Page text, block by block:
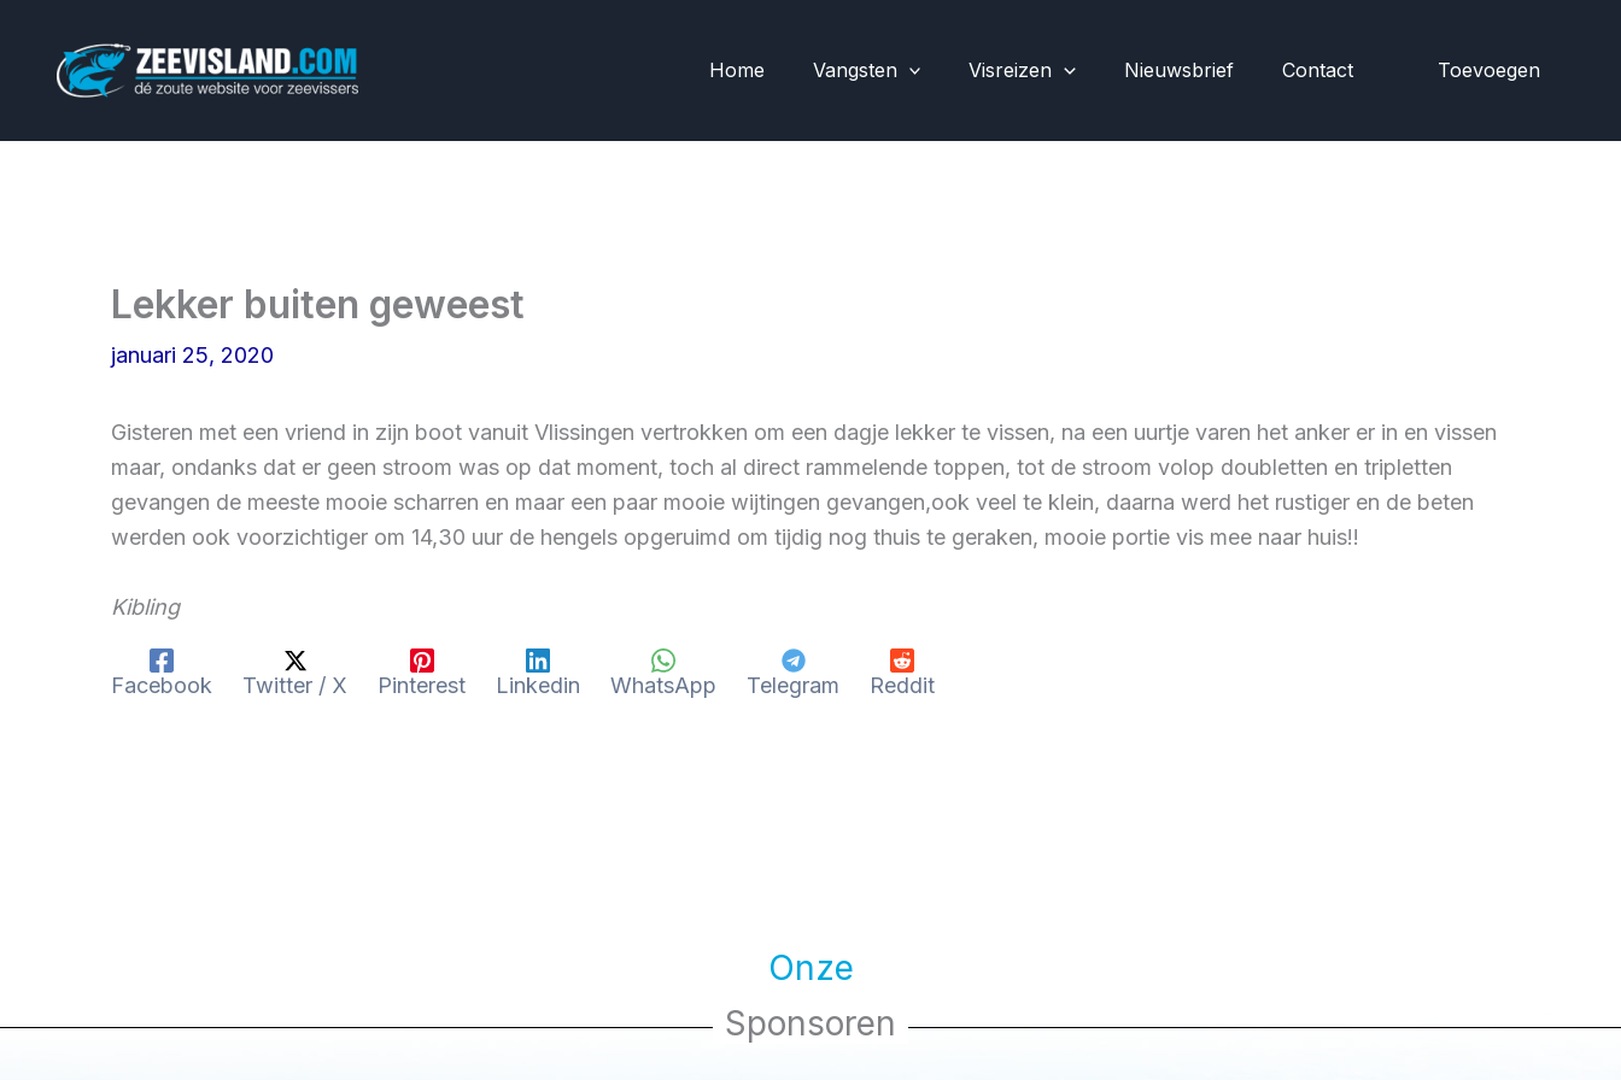
Home Vangsten Visreizen Nieuwsbrief Contact Toevoegen
Lekker buiten geweest
januari 25, 2020
Gisteren met een vriend in zijn boot vanuit Vlissingen vertrokken om een dagje lekker te vissen, na een uurtje varen het anker er in en vissen
maar, ondanks dat er geen stroom was op dat moment, toch al direct rammelende toppen, tot de stroom volop doubletten en tripletten
gevangen de meeste mooie scharren en maar een paar mooie wijtingen gevangen,ook veel te klein, daarna werd het rustiger en de beten
werden ook voorzichtiger om 14,30 uur de hengels opgeruimd om tijdig nog thuis te geraken, mooie portie vis mee naar huis!!
Kibling
Facebook Twitter / X Pinterest Linkedin WhatsApp Telegram Reddit
Onze
Sponsoren